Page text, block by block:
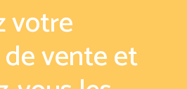
votre
vente et